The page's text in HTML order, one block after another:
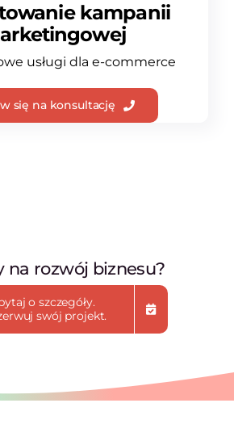
kampanii
usługi dla e-commerce
się na konsultację
na rozwój biznesu?
o szczegóły.
swój projekt.